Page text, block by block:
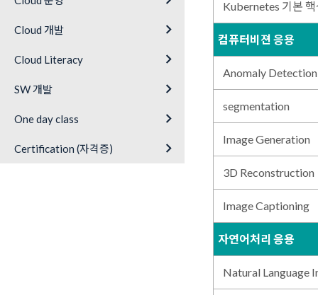
Cloud 개발 keyboard_arrow_right
Cloud Literacy keyboard_arrow_right
SW 개발 keyboard_arrow_right
One day class keyboard_arrow_right
Certification (자격증) keyboard_arrow_right
Kubernetes 기본
컴퓨터비젼 응용
Anomaly Detection
segmentation
Image Generation
3D Reconstruction
Image Captioning
자연어처리 응용
Natural Language